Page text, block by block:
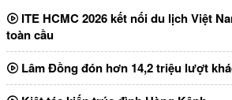
ITE HCMC 2026 kết nối du lịch Việt
toàn cầu
Lâm Đồng đón hơn 14,2 triệu lượt